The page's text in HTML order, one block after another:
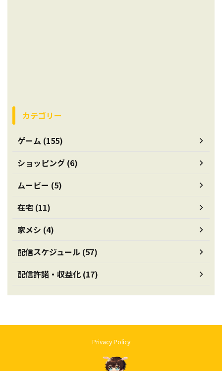
カテゴリー
ゲーム (155)
ショッピング (6)
ムービー (5)
在宅 (11)
家メシ (4)
配信スケジュール (57)
配信許諾・収益化 (17)
Privacy Policy